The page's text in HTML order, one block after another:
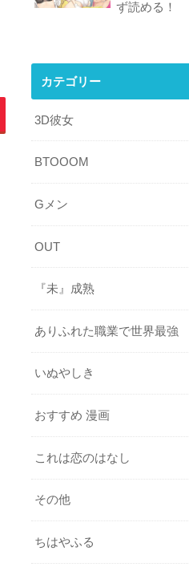
ず読める！
カテゴリー
3D彼女
BTOOOM
Gメン
OUT
『未』成熟
ありふれた職業で世界最強
いぬやしき
おすすめ 漫画
これは恋のはなし
その他
ちはやふる